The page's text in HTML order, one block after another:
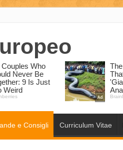
e Consigli Curriculum Vitae